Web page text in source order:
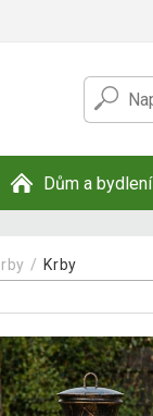
Dům a bydlení
Krby